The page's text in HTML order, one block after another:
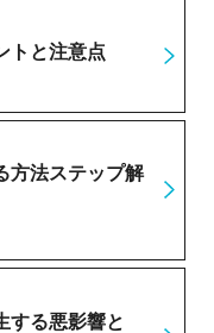
トと注意点
方法ステップ解
する悪影響と